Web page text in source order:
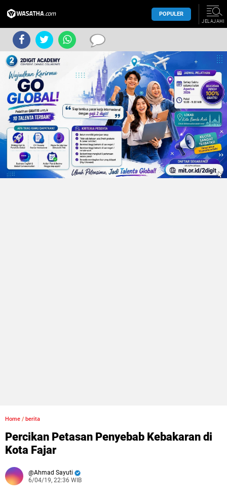
POPULER
JELAJAHI
Home / berita
Percikan Petasan Penyebab Kebakaran di
Kota Fajar
Ahmad Sayuti
6/04/19, 22:36 WIB